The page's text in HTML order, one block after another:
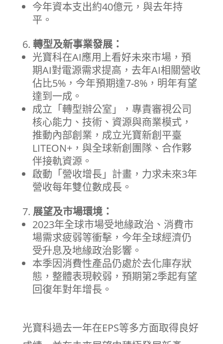
今年資本支出約40億元，與去年持
平。
轉型及新事業發展：
光寶科在AI應用上看好未來市場，預
期AI對電源需求提高，去年AI相關營收
佔比5%，今年預期達7-8%，明年有望
達到一成。
成立「轉型辦公室」，專責審視公司
核心能力、技術、資源與商業模式，
推動內部創業，成立光寶新創平臺
LITEON+，與全球新創團隊、合作夥
伴接軌資源。
啟動「營收增長」計畫，力求未來3年
營收每年雙位數成長。
展望及市場環境：
2023年全球市場受地緣政治、消費市
場需求疲弱等衝擊，今年全球經濟仍
受升息及地緣政治影響。
本季因消費性產品仍處於去化庫存狀
態，整體表現較弱，預期第2季起有望
回復年對年增長。
光寶科過去一年在EPS等多方面取得良好